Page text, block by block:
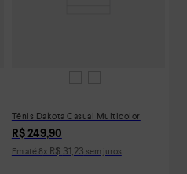
Tênis Dakota Casual Multicolor
R$ 249,90
Em até 8x R$ 31,23 sem juros